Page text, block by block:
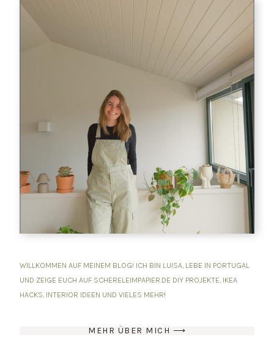
WILLKOMMEN AUF MEINEM BLOG! ICH BIN LUISA, LEBE IN PORTUGAL
UND ZEIGE EUCH AUF SCHERELEIMPAPIER.DE DIY PROJEKTE, IKEA
HACKS, INTERIOR IDEEN UND VIELES MEHR!
MEHR ÜBER MICH ⟶